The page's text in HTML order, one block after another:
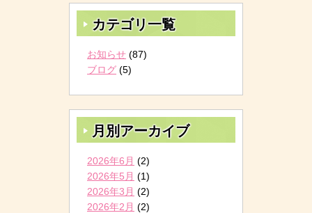
カテゴリ一覧
お知らせ (87)
ブログ (5)
月別アーカイブ
2026年6月 (2)
2026年5月 (1)
2026年3月 (2)
2026年2月 (2)